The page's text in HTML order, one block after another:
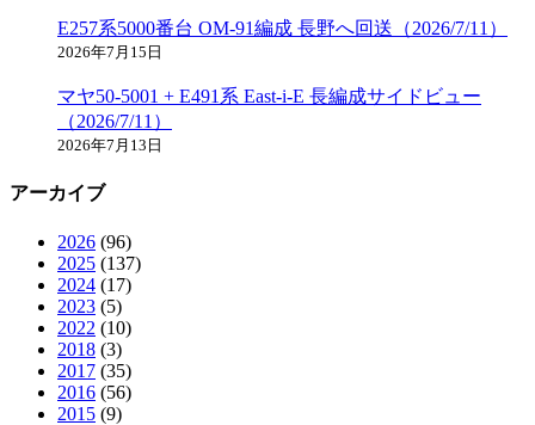
E257系5000番台 OM-91編成 長野へ回送（2026/7/11）
2026年7月15日
マヤ50-5001 + E491系 East-i-E 長編成サイドビュー
（2026/7/11）
2026年7月13日
アーカイブ
2026 (96)
2025 (137)
2024 (17)
2023 (5)
2022 (10)
2018 (3)
2017 (35)
2016 (56)
2015 (9)